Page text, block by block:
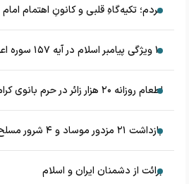
مردم؛ تکیه‌گاهِ قلبی و کانونِ اهتمام
۱۰ ویژگی پیامبر اسلام در آیه ۱۵۷ سوره اعراف
اطعام روزانه ۲۰ هزار زائر در حرم بانوی کرامت تا پایان ماه صفر
بازداشت ۲۱ مزدور موساد و ۴ شرور مسلح توسط وزارت اطلاعات
برائت از دشمنان ایران و اسلام